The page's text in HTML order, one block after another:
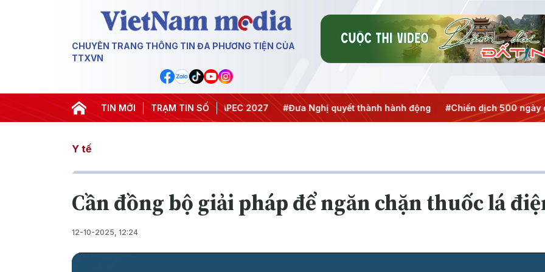
CHUYÊN TRANG THÔNG TIN ĐA PHƯƠNG TIỆN CỦA
TTXVN
TIN MỚI TRẠM TIN SỐ
#Hội nghị Trung ương 3 #APEC 2027 #Đưa Nghị quyết thành hành động #Chiến dịch 500 ngày đêm
Y tế
Cần đồng bộ giải pháp để ngăn chặn thuốc lá
12-10-2025, 12:24